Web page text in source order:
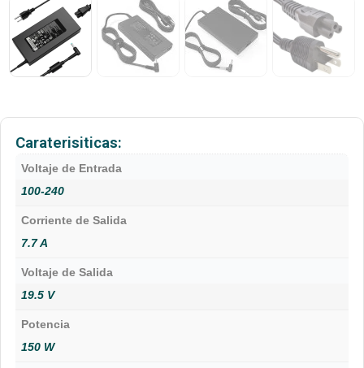
Caraterisiticas:
Voltaje de Entrada
100-240
Corriente de Salida
7.7 A
Voltaje de Salida
19.5 V
Potencia
150 W